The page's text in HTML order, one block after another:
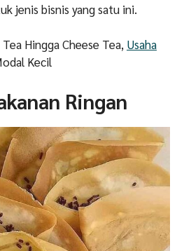
jenis bisnis yang satu ini.
Hingga Cheese Tea, Usaha
Kecil
Ringan